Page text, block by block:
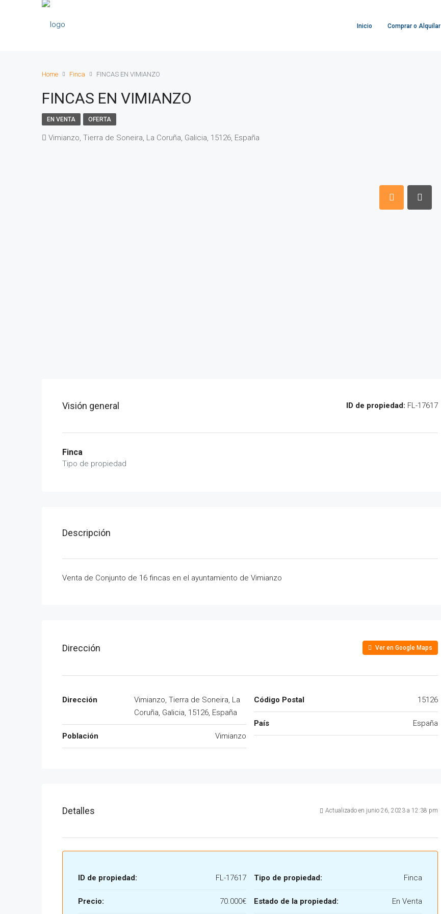
Inicio Comprar o Alquilar
Home Finca FINCAS EN VIMIANZO
FINCAS EN VIMIANZO
EN VENTA OFERTA
Vimianzo, Tierra de Soneira, La Coruña, Galicia, 15126, España
Visión general ID de propiedad: FL-17617
Finca
Tipo de propiedad
Descripción
Venta de Conjunto de 16 fincas en el ayuntamiento de Vimianzo
Dirección Ver en Google Maps
Dirección
Vimianzo, Tierra de Soneira, La
Coruña, Galicia, 15126, España
Población Vimianzo
Código Postal 15126
País España
Detalles Actualizado en junio 26, 2023 a 12:38 pm
ID de propiedad: FL-17617
Precio: 70.000€
Tipo de propiedad: Finca
Estado de la propiedad: En Venta